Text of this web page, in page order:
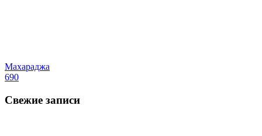
Махараджа
690
Свежие записи